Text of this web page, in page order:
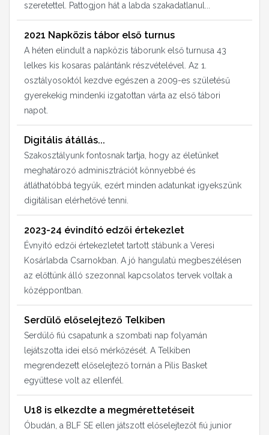
szeretettel. Pattogjon hát a labda szakadatlanul...
2021 Napközis tábor első turnus
A héten elindult a napközis táborunk első turnusa 43
lelkes kis kosaras palántánk részvételével. Az 1.
osztályosoktól kezdve egészen a 2009-es születésű
gyerekekig mindenki izgatottan várta az első tábori
napot.
Digitális átállás...
Szakosztályunk fontosnak tartja, hogy az életünket
meghatározó adminisztrációt könnyebbé és
átláthatóbbá tegyük, ezért minden adatunkat igyekszünk
digitálisan elérhetővé tenni.
2023-24 évindító edzői értekezlet
Évnyitó edzői értekezletet tartott stábunk a Veresi
Kosárlabda Csarnokban. A jó hangulatú megbeszélésen
az előttünk álló szezonnal kapcsolatos tervek voltak a
középpontban.
Serdülő előselejtező Telkiben
Serdülő fiú csapatunk a szombati nap folyamán
lejátszotta idei első mérkőzését. A Telkiben
megrendezett előselejtező tornán a Pilis Basket
együttese volt az ellenfél.
U18 is elkezdte a megmérettetéseit
Óbudán, a BLF SE ellen játszott előselejtezőt fiú junior